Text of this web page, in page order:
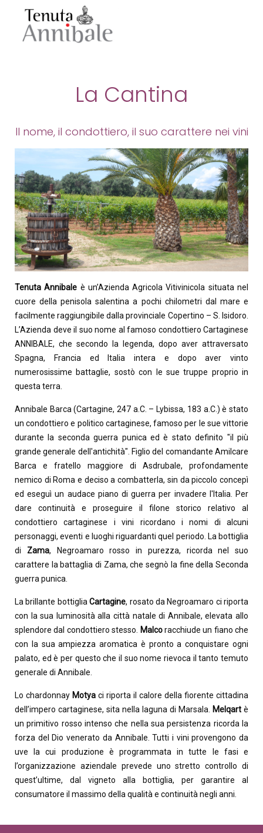
La Cantina
Il nome, il condottiero, il suo carattere nei vini
Tenuta Annibale è un’Azienda Agricola Vitivinicola situata nel
cuore della penisola salentina a pochi chilometri dal mare e
facilmente raggiungibile dalla provinciale Copertino – S. Isidoro.
L’Azienda deve il suo nome al famoso condottiero Cartaginese
ANNIBALE, che secondo la legenda, dopo aver attraversato
Spagna, Francia ed Italia intera e dopo aver vinto
numerosissime battaglie, sostò con le sue truppe proprio in
questa terra.
Annibale Barca (Cartagine, 247 a.C. – Lybissa, 183 a.C.) è stato
un condottiero e politico cartaginese, famoso per le sue vittorie
durante la seconda guerra punica ed è stato definito "il più
grande generale dell'antichità". Figlio del comandante Amilcare
Barca e fratello maggiore di Asdrubale, profondamente
nemico di Roma e deciso a combatterla, sin da piccolo concepì
ed eseguì un audace piano di guerra per invadere l'Italia. Per
dare continuità e proseguire il filone storico relativo al
condottiero cartaginese i vini ricordano i nomi di alcuni
personaggi, eventi e luoghi riguardanti quel periodo. La bottiglia
di Zama, Negroamaro rosso in purezza, ricorda nel suo
carattere la battaglia di Zama, che segnò la fine della Seconda
guerra punica.
La brillante bottigliaCartagine, rosato da Negroamaro ci riporta
con la sua luminosità alla città natale di Annibale, elevata allo
splendore dal condottiero stesso.
Malcoracchiude un fiano che
con la sua ampiezza aromatica è pronto a conquistare ogni
palato, ed è per questo che il suo nome rievoca il tanto temuto
generale di Annibale.
Lo chardonnay Motya ci riporta il calore della fiorente cittadina
dell’impero cartaginese, sita nella laguna di Marsala.
Melqart è
un primitivo rosso intenso che nella sua persistenza ricorda la
forza del Dio venerato da Annibale. Tutti i vini provengono da
uve la cui produzione è programmata in tutte le fasi e
l’organizzazione aziendale prevede uno stretto controllo di
quest’ultime, dal vigneto alla bottiglia, per garantire al
consumatore il massimo della qualità e continuità negli anni.